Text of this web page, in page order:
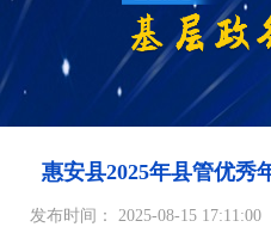
惠安县2025年县管优秀
发布时间： 2025-08-15 17:11:00